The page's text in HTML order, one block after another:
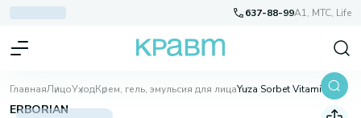
637-88-99A1, МТС, Life
ГлавнаяЛицоУходКрем, гель, эмульсия для лица Yuza Sorbet Vitamin Featherweight Emulsion Radiance And Revitalized Skin Effect, 50 мл
ERBORIAN